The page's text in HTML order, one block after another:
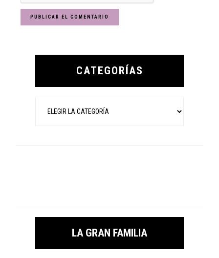
Primary
CATEGORÍAS
LA GRAN FAMILIA